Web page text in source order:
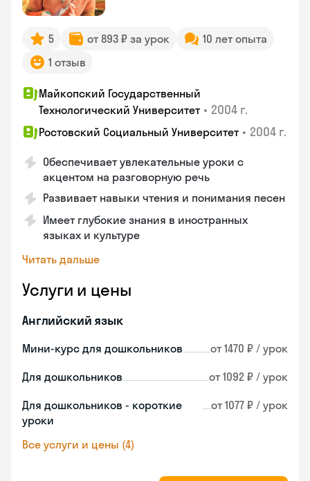
5 от 893 ₽ за урок
10 лет опыта
1 отзыв
Майкопский Государственный
Технологический Университет • 2004 г.
Ростовский Социальный Университет • 2004 г.
Обеспечивает увлекательные уроки с
акцентом на разговорную речь
Развивает навыки чтения и понимания песен
Имеет глубокие знания в иностранных
языках и культуре
Читать дальше
Услуги и цены
Английский язык
Мини-курс для дошкольников от 1470 ₽ / урок
Для дошкольников от 1092 ₽ / урок
Для дошкольников - короткие
уроки
от 1077 ₽ / урок
Все услуги и цены (4)